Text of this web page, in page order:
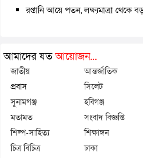
রপ্তানি আয়ে পতন, লক্ষ্যমাত্রা থেকে
আমাদের যতআয়োজন...
জাতীয় আন্তর্জাতিক
প্রবাস
সিলেট
সুনামগঞ্জ
হবিগঞ্জ
মতামত
সংবাদ বিজ্ঞপ্তি
শিল্প-সাহিত্য
শিক্ষাঙ্গন
চিত্র বিচিত্র
ঢাকা